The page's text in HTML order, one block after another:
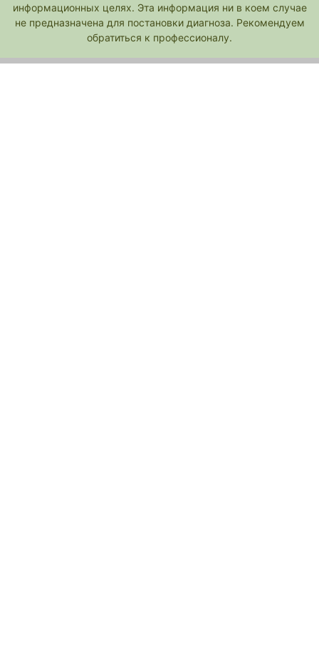
информационных целях. Эта информация ни в коем случае
не предназначена для постановки диагноза. Рекомендуем
обратиться к профессионалу.